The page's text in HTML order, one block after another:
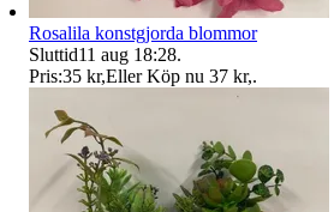
Rosalila konstgjorda blommor
Sluttid11 aug 18:28.
Pris:35 kr,Eller Köp nu 37 kr,.